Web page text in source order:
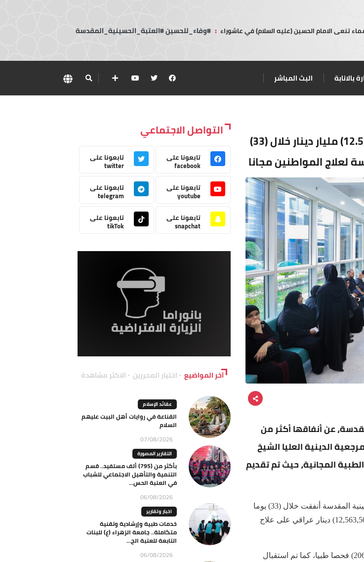
تنعى الامام الحسين (عليه السلام) في عاشوراء : #وفاء_للحسين #العتبة_الحسينية_المقدسة
بالانابة البث المباشر
ضمن مبادرة عطاء الإمام الحسين (ع) الطبية.. أكثر من (12.5) مليار دينار خلال (33)
لعلاج المواطنين مجانا
عن أنفاقها أكثر من
إطلاق ممثل المرجعية الدينية العليا الشيخ
المجانية، حيث تم تقديم
وقالت الهيئة في بيان حصل الموقع الرسمي على نسخة منه، إنه "العتبة الحسينية المقدسة أنفقت خلال (33) يوما
منذ أنطلاق مبادرة عطاء الإمام الحسين (عليه السلام) الطبية المجانية (12,563,500,740) دينار عراقي على علاج
وأوضحت أنه "تم خلال هذه الأيام الـ(33) اجراء (3.682) عملية جراحية، و (206,169) فحصا طبيا، كما تم استقبال
التواصل الاجتماعي
تابعونا على
facebook
تابعونا على
twitter
تابعونا على
youtube
تابعونا على
telegram
تابعونا على
snapchat
تابعونا على
tikTok
آخر المواضيع اختيار المحررين الاكثر مشاهدة
عقائد الإسلام
القناعة في روايات أهل البيت عليهم
السلام
07/08/2026
التقارير المصورة
بأكثر من (795) ألف مستفيد.. قسم
التنمية والتأهيل الاجتماعي للشباب
في العتبة الحس...
06/08/2026
اخبار وتقارير
خدمات طبية وإرشادية وتقنية
متكاملة.. جامعة الزهراء (ع) للبنات
التابعة للعتبة الح...
06/08/2026